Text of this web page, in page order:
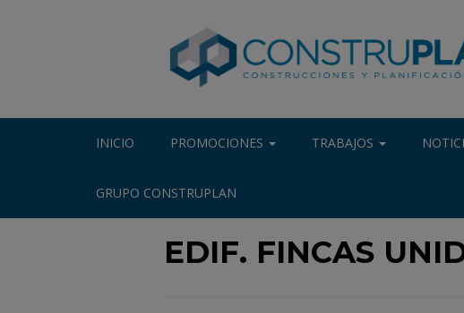
INICIO PROMOCIONES TRABAJOS
GRUPO CONSTRUPLAN
EDIF. FINCAS